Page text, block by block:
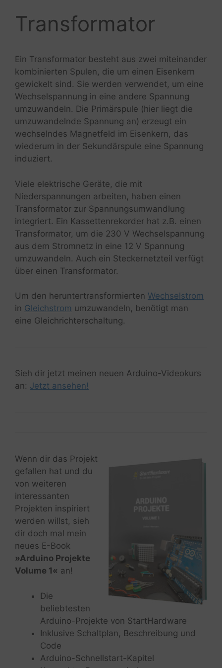
Transformator
Ein Transformator besteht aus zwei miteinander
kombinierten Spulen, die um einen Eisenkern
gewickelt sind. Sie werden verwendet, um eine
Wechselspannung in eine andere Spannung
umzuwandeln. Die Primärspule (hier liegt die
umzuwandelnde Spannung an) erzeugt ein
wechselndes Magnetfeld im Eisenkern, das
wiederum in der Sekundärspule eine Spannung
induziert.
Viele elektrische Geräte, die mit
Niederspannungen arbeiten, haben einen
Transformator zur Spannungsumwandlung
integriert. Ein Kassettenrekorder hat z.B. einen
Transformator, um die 230 V Wechselspannung
aus dem Stromnetz in eine 12 V Spannung
umzuwandeln. Auch ein Steckernetzteil verfügt
über einen Transformator.
Um den heruntertransformierten Wechselstrom
in Gleichstrom umzuwandeln, benötigt man
eine Gleichrichterschaltung.
Sieh dir jetzt meinen neuen Arduino-Videokurs
an: Jetzt ansehen!
Wenn dir das Projekt
gefallen hat und du
von weiteren
interessanten
Projekten inspiriert
werden willst, sieh
dir doch mal mein
neues E-Book
»Arduino Projekte
Volume 1« an!
Die
beliebtesten
Arduino-Projekte von StartHardware
Inklusive Schaltplan, Beschreibung und
Code
Arduino-Schnellstart-Kapitel